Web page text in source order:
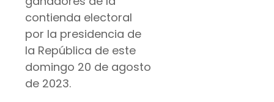
contienda electoral
por la presidencia de
la República de este
domingo 20 de agosto
de 2023.